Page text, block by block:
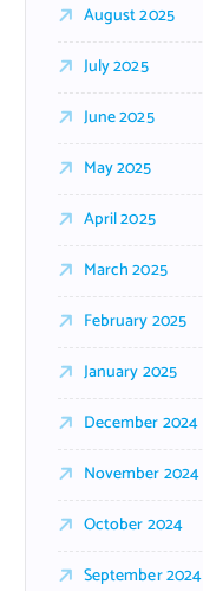
August 2025
July 2025
June 2025
May 2025
April 2025
March 2025
February 2025
January 2025
December 2024
November 2024
October 2024
September 2024